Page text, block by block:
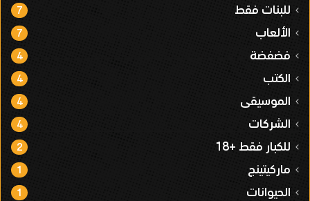
للبنات فقط 7
الألعاب 7
فضفضة 4
الكتب 4
الموسيقى 4
الشركات 4
للكبار فقط +18 2
ماركيتينج 1
الحيوانات 1